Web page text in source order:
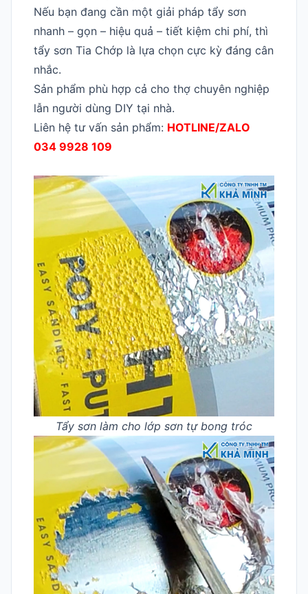
Nếu bạn đang cần một giải pháp tẩy sơn
nhanh – gọn – hiệu quả – tiết kiệm chi phí, thì
tẩy sơn Tia Chớp là lựa chọn cực kỳ đáng cân
nhắc.
Sản phẩm phù hợp cả cho thợ chuyên nghiệp
lẫn người dùng DIY tại nhà.
Liên hệ tư vấn sản phẩm: HOTLINE/ZALO
034 9928 109
Tẩy sơn làm cho lớp sơn tự bong tróc